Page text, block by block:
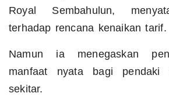
Royal Sembahulun,
terhadap rencana kenaikan tarif.
Namun ia menegaskan
manfaat nyata bagi pendaki
sekitar.